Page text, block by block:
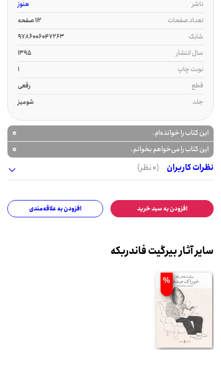
ناشر
هنوز
تعداد صفحات
112 صفحه
شابک
9786006047263
سال انتشار
1395
نوبت چاپ
1
قطع
رقعی
جلد
شومیز
این کتاب را خوانده‌ام. 0
این کتاب را می‌خواهم بخوانم.
0
نظرات کاربران
(0 نظر)
افزودن به سبد خرید افزودن به علاقه‌مندی
سایر آثار بیرگیت فاندربکه
%